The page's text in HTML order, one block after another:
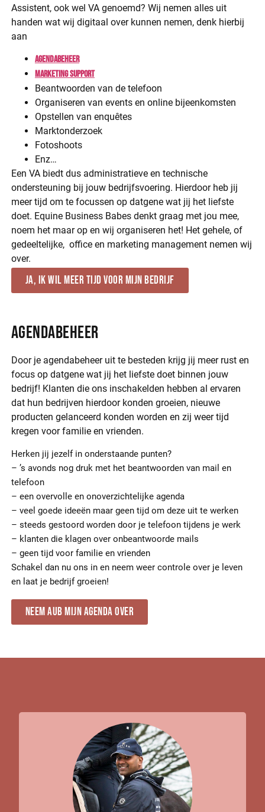
Assistent, ook wel VA genoemd? Wij nemen alles uit
handen wat wij digitaal over kunnen nemen, denk hierbij
aan
Agendabeheer
Marketing support
Beantwoorden van de telefoon
Organiseren van events en online bijeenkomsten
Opstellen van enquêtes
Marktonderzoek
Fotoshoots
Enz…
Een VA biedt dus administratieve en technische
ondersteuning bij jouw bedrijfsvoering. Hierdoor heb jij
meer tijd om te focussen op datgene wat jij het liefste
doet. Equine Business Babes denkt graag met jou mee,
noem het maar op en wij organiseren het! Het gehele, of
gedeeltelijke, office en marketing management nemen wij
over.
Ja, ik wil meer tijd voor mijn bedrijf
Agendabeheer
Door je agendabeheer uit te besteden krijg jij meer rust en
focus op datgene wat jij het liefste doet binnen jouw
bedrijf! Klanten die ons inschakelden hebben al ervaren
dat hun bedrijven hierdoor konden groeien, nieuwe
producten gelanceerd konden worden en zij weer tijd
kregen voor familie en vrienden.
Herken jij jezelf in onderstaande punten?
– ’s avonds nog druk met het beantwoorden van mail en
telefoon
– een overvolle en onoverzichtelijke agenda
– veel goede ideeën maar geen tijd om deze uit te werken
– steeds gestoord worden door je telefoon tijdens je werk
– klanten die klagen over onbeantwoorde mails
– geen tijd voor familie en vrienden
Schakel dan nu ons in en neem weer controle over je leven
en laat je bedrijf groeien!
Neem aub mijn agenda over